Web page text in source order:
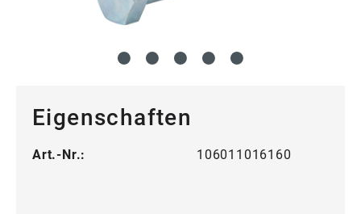
Eigenschaften
Art.-Nr.: 106011016160